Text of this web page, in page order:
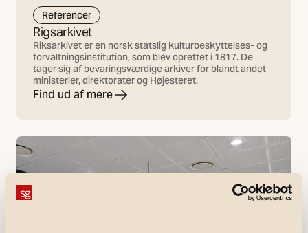
Referencer
Rigsarkivet
Riksarkivet er en norsk statslig kulturbeskyttelses- og
forvaltningsinstitution, som blev oprettet i 1817. De
tager sig af bevaringsværdige arkiver for blandt andet
ministerier, direktorater og Højesteret.
Find ud af mere